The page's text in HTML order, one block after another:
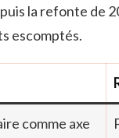
la refonte de
escomptés.
comme axe